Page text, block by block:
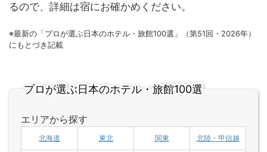
るので、詳細は宿にお確かめください。
※最新の「プロが選ぶ日本のホテル・旅館100選」（第51回・2026年）
にもとづき記載
プロが選ぶ日本のホテル・旅館100選
エリアから探す
北海道 東北 関東 北陸・甲信越